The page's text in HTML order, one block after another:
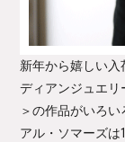
新年から嬉しい
ディアンジュエリ
＞の作品がいろい
アル・ソマーズは